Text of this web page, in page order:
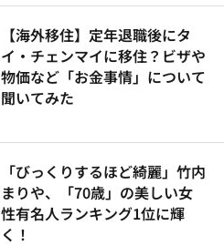
【海外移住】定年退職後にタ
イ・チェンマイに移住？ビザや
物価など「お金事情」について
聞いてみた
「びっくりするほど綺麗」竹内
まりや、「70歳」の美しい女
性有名人ランキング1位に輝
く！